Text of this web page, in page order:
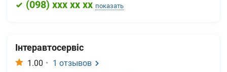
(098) xxx xx xx показать
Інтеравтосервіс
1.00 • 1 отзывов